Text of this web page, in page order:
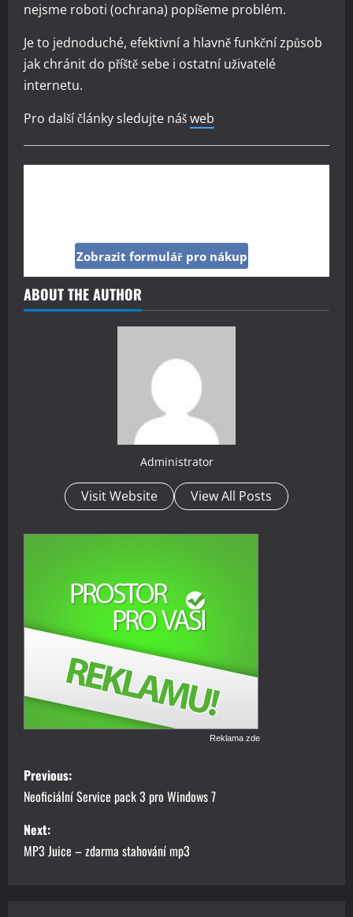
nejsme roboti (ochrana) popíšeme problém.
Je to jednoduché, efektivní a hlavně funkční způsob
jak chránit do příště sebe i ostatní uživatelé
internetu.
Pro další články sledujte nášweb
Zobrazit formulář pro nákup
ABOUT THE AUTHOR
Administrator
Visit Website View All Posts
Reklama zde
P
o
s
t
Previous:
Neoficiální Service pack 3 pro Windows 7
Next:
MP3 Juice – zdarma stahování mp3